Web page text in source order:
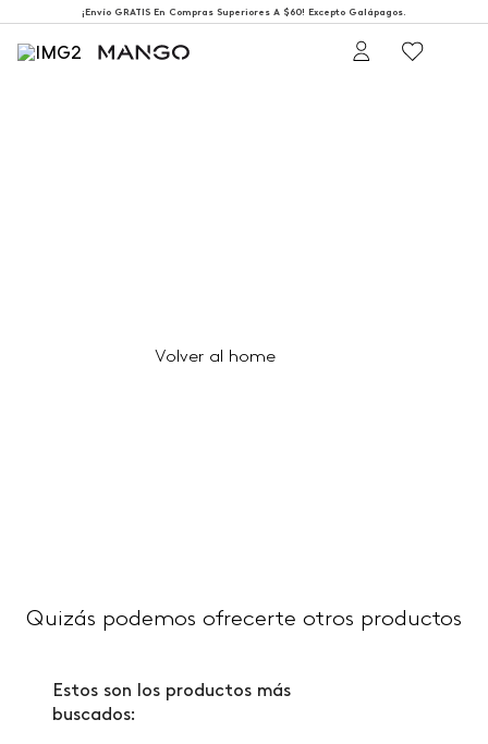
¡Envío GRATIS En Compras Superiores A $60! Excepto Galápagos.
Volver al home
Quizás podemos ofrecerte otros productos
Estos son los productos más
buscados: